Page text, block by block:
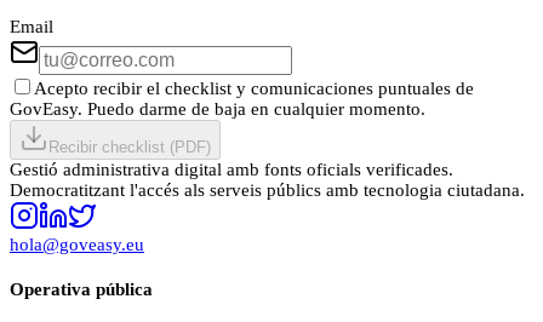
Email
Acepto recibir el checklist y comunicaciones puntuales de
GovEasy. Puedo darme de baja en cualquier momento.
Recibir checklist (PDF)
Gestió administrativa digital amb fonts oficials verificades.
Democratitzant l'accés als serveis públics amb tecnologia ciutadana.
hola@goveasy.eu
Operativa pública